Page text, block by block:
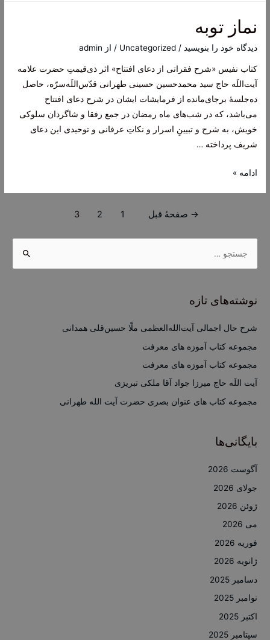
رضا
نماز توبه
دیدگاه‌ خود را بنویسید /
Uncategorized / از admin
کتاب نفیس «شرح فقراتی از دعای افتتاح» اثر ذی‌قیمتِ حضرت علامه
آیت‌اللَه حاج سید محمدحسین حسینی طهرانی قدّس‌اللَه‌‌سرّه، حاصل
ده‌جلسۀ بر‌جای‌مانده از فرمایشات ایشان در شرح دعای افتتاح
می‌باشد، که در شب‌های ماه رمضان در جمع رفقا و شاگردان سلوکی
خویش، به شرح و تبیینِ اسرار و نکاتِ عرفانی و توحیدی این دعای
شریف پرداخته‌ …
نماز
ادامه »
نوشته‌ها
→ صفحهٔ قبل 1
2
3
ب
ی
نوشته‌های تازه
شرح حال اجمالی آیت‌الله‌العظمی ملّا حسین‌قلی همدانی
مجموعه کتاب آموزه های معرفت
مجموعه کتاب آموزه های معرفت
آیت اللَه حاج میرزا جواد آقا ملکی تبریزی
مجموعه کتاب های عنوان بصری حضرت آیت الله طهرانی
بایگانی‌ها
آگوست 2026
جولای 2026
ژوئن 2026
می 2026
فوریه 2026
ژانویه 2026
دسامبر 2025
نوامبر 2025
اکتبر 2025
سپتامبر 2025